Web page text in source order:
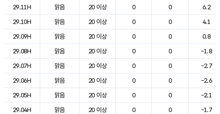
29.11H
맑음 20 이상 0 0
6.2
29.10H
맑음 20 이상 0 0
4.1
29.09H
맑음 20 이상 0 0
0.8
29.08H
맑음 20 이상 0 0
-1.8
29.07H
맑음 20 이상 0 0
-2.7
29.06H
맑음 20 이상 0 0
-2.6
29.05H
맑음 20 이상 0 0
-2.1
29.04H
맑음 20 이상 0 0
-1.7